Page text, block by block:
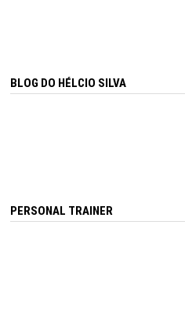
BLOG DO HÉLCIO SILVA
PERSONAL TRAINER